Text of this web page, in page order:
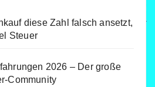
diese Zahl falsch ansetzt,
Steuer
2026 – Der große
Community